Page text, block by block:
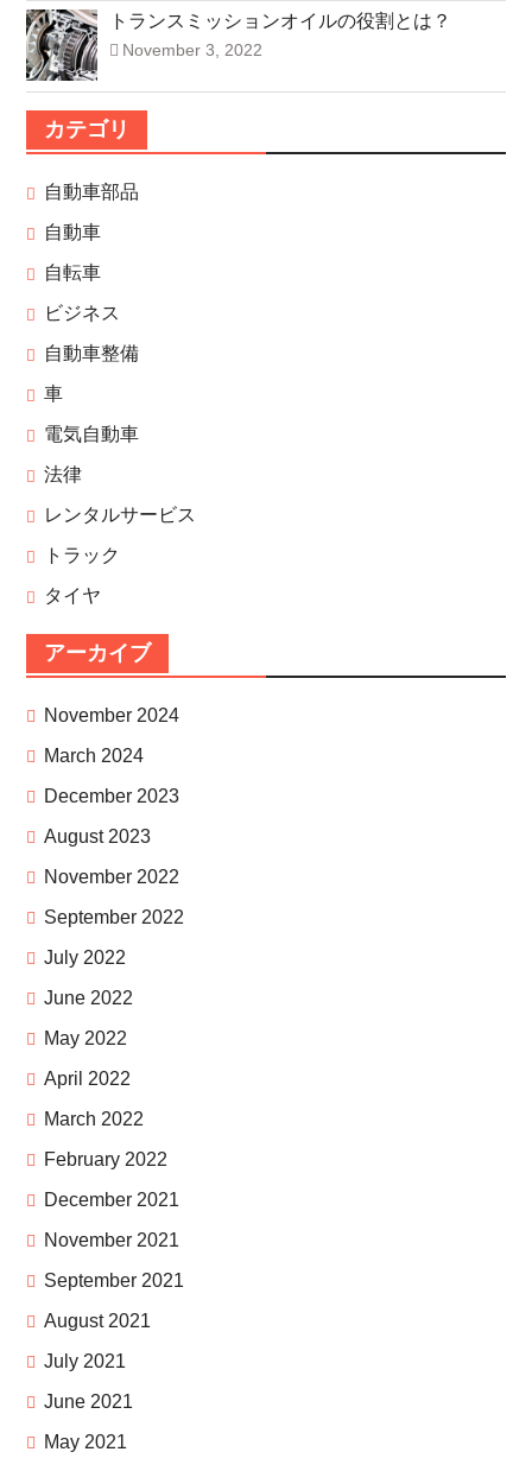
トランスミッションオイルの役割とは？
November 3, 2022
カテゴリ
自動車部品
自動車
自転車
ビジネス
自動車整備
車
電気自動車
法律
レンタルサービス
トラック
タイヤ
アーカイブ
November 2024
March 2024
December 2023
August 2023
November 2022
September 2022
July 2022
June 2022
May 2022
April 2022
March 2022
February 2022
December 2021
November 2021
September 2021
August 2021
July 2021
June 2021
May 2021